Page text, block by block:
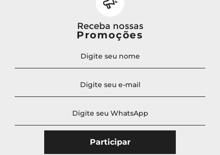
Receba nossas
Promoções